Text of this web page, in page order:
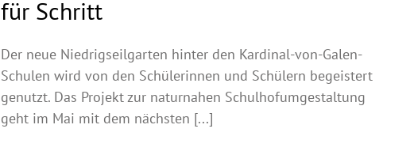
für Schritt
Der neue Niedrigseilgarten hinter den Kardinal-von-Galen-
Schulen wird von den Schülerinnen und Schülern begeistert
genutzt. Das Projekt zur naturnahen Schulhofumgestaltung
geht im Mai mit dem nächsten [...]